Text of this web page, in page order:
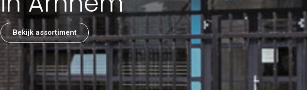
Bekijk assortiment